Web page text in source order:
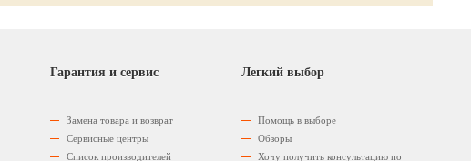
Гарантия и сервис
Замена товара и возврат
Сервисные центры
Список производителей
Легкий выбор
Помощь в выборе
Обзоры
Хочу получить консультацию по